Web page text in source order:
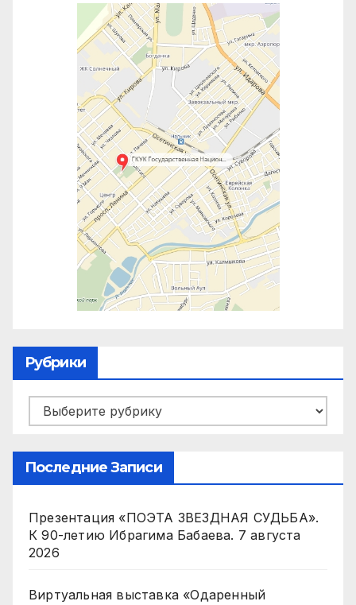
Рубрики
Рубрики
Последние Записи
Презентация «ПОЭТА ЗВЕЗДНАЯ СУДЬБА».
К 90-летию Ибрагима Бабаева. 7 августа
2026
Виртуальная выставка «Одаренный